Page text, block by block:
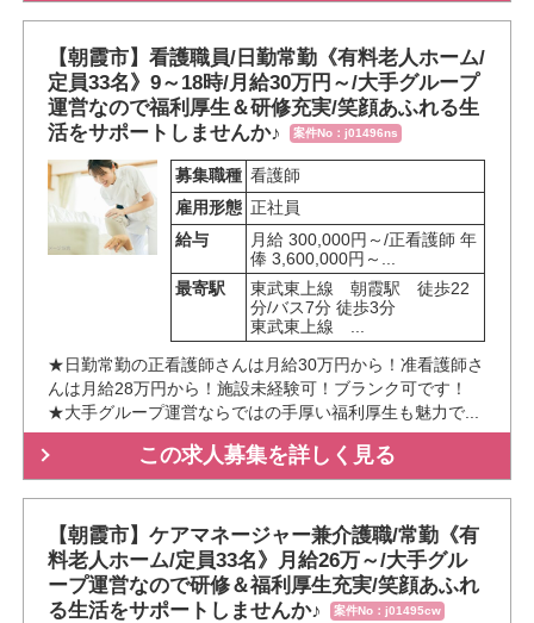
【朝霞市】看護職員/日勤常勤《有料老人ホーム/
定員33名》9～18時/月給30万円～/大手グループ
運営なので福利厚生＆研修充実/笑顔あふれる生
活をサポートしませんか♪
案件No：j01496ns
募集職種 看護師
雇用形態 正社員
給与
月給 300,000円～/正看護師 年
俸 3,600,000円～...
最寄駅
東武東上線　朝霞駅　徒歩22
分/バス7分 徒歩3分
東武東上線　...
★日勤常勤の正看護師さんは月給30万円から！准看護師さ
んは月給28万円から！施設未経験可！ブランク可です！
★大手グループ運営ならではの手厚い福利厚生も魅力で...
この求人募集を詳しく見る
【朝霞市】ケアマネージャー兼介護職/常勤《有
料老人ホーム/定員33名》月給26万～/大手グル
ープ運営なので研修＆福利厚生充実/笑顔あふれ
る生活をサポートしませんか♪
案件No：j01495cw